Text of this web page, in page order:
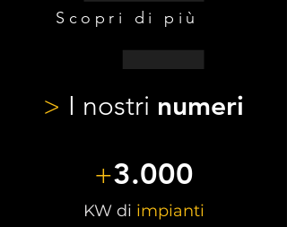
Scopri di più
> I nostri numeri
+3.000
KW di impianti